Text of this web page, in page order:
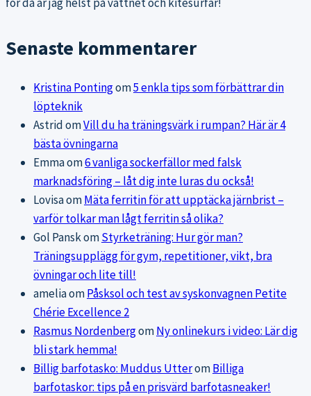
Senaste kommentarer
Kristina Pontingom5 enkla tips som förbättrar din
löpteknik
AstridomVill du ha träningsvärk i rumpan? Här är 4
bästa övningarna
Emmaom6 vanliga sockerfällor med falsk
marknadsföring – låt dig inte luras du också!
LovisaomMäta ferritin för att upptäcka järnbrist –
varför tolkar man lågt ferritin så olika?
Gol PanskomStyrketräning: Hur gör man?
Träningsupplägg för gym, repetitioner, vikt, bra
övningar och lite till!
ameliaomPåsksol och test av syskonvagnen Petite
Chérie Excellence 2
Rasmus NordenbergomNy onlinekurs i video: Lär dig
bli stark hemma!
Billig barfotasko: Muddus UtteromBilliga
barfotaskor: tips på en prisvärd barfotasneaker!